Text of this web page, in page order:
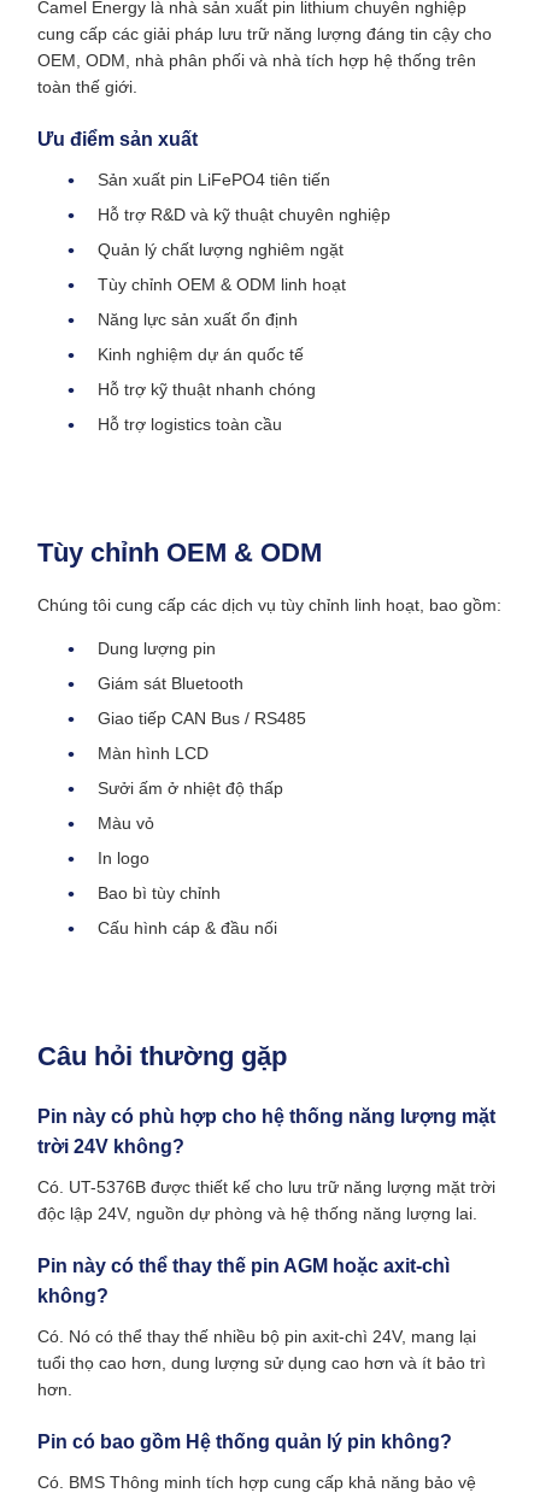
Camel Energy là nhà sản xuất pin lithium chuyên nghiệp
cung cấp các giải pháp lưu trữ năng lượng đáng tin cậy cho
OEM, ODM, nhà phân phối và nhà tích hợp hệ thống trên
toàn thế giới.
Ưu điểm sản xuất
Sản xuất pin LiFePO4 tiên tiến
Hỗ trợ R&D và kỹ thuật chuyên nghiệp
Quản lý chất lượng nghiêm ngặt
Tùy chỉnh OEM & ODM linh hoạt
Năng lực sản xuất ổn định
Kinh nghiệm dự án quốc tế
Hỗ trợ kỹ thuật nhanh chóng
Hỗ trợ logistics toàn cầu
Tùy chỉnh OEM & ODM
Chúng tôi cung cấp các dịch vụ tùy chỉnh linh hoạt, bao gồm:
Dung lượng pin
Giám sát Bluetooth
Giao tiếp CAN Bus / RS485
Màn hình LCD
Sưởi ấm ở nhiệt độ thấp
Màu vỏ
In logo
Bao bì tùy chỉnh
Cấu hình cáp & đầu nối
Câu hỏi thường gặp
Pin này có phù hợp cho hệ thống năng lượng mặt
trời 24V không?
Có. UT-5376B được thiết kế cho lưu trữ năng lượng mặt trời
độc lập 24V, nguồn dự phòng và hệ thống năng lượng lai.
Pin này có thể thay thế pin AGM hoặc axit-chì
không?
Có. Nó có thể thay thế nhiều bộ pin axit-chì 24V, mang lại
tuổi thọ cao hơn, dung lượng sử dụng cao hơn và ít bảo trì
hơn.
Pin có bao gồm Hệ thống quản lý pin không?
Có. BMS Thông minh tích hợp cung cấp khả năng bảo vệ